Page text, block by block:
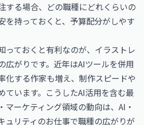
する場合、どの職種にどれくらいの
を持っておくと、予算配分がしやす
っておくと有利なのが、イラストレ
広がりです。近年はAIツールを併用
化する作家も増え、制作スピードや
ています。こうしたAI活用を含む最
ーケティング領域の動向は、 AI・
ュリティのお仕事で職種の広がりが